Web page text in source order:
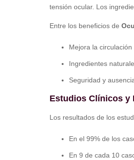
tensión ocular. Los
Entre los beneficios de
Mejora la
Ingredientes
Seguridad y
Estudios Clínicos y
Los resultados de los
En el 99% de los
En 9 de cada 10